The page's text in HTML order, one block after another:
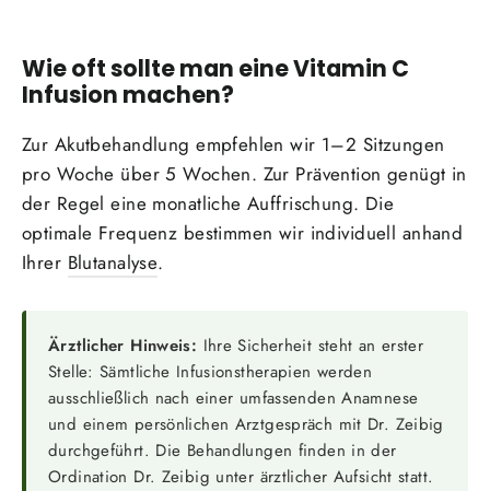
Wie oft sollte man eine Vitamin C
Infusion machen?
Zur Akutbehandlung empfehlen wir 1–2 Sitzungen
pro Woche über 5 Wochen. Zur Prävention genügt in
der Regel eine monatliche Auffrischung. Die
optimale Frequenz bestimmen wir individuell anhand
Ihrer Blutanalyse.
Ärztlicher Hinweis: Ihre Sicherheit steht an erster
Stelle: Sämtliche Infusionstherapien werden
ausschließlich nach einer umfassenden Anamnese
und einem persönlichen Arztgespräch mit Dr. Zeibig
durchgeführt. Die Behandlungen finden in der
Ordination Dr. Zeibig unter ärztlicher Aufsicht statt.